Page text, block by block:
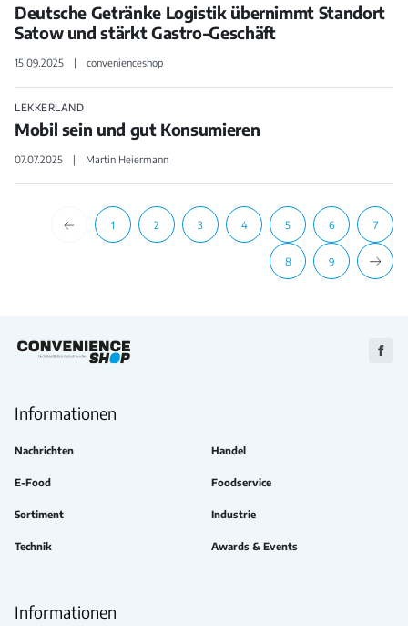
Deutsche Getränke Logistik übernimmt Standort
Satow und stärkt Gastro-Geschäft
15.09.2025 convenienceshop
LEKKERLAND
Mobil sein und gut Konsumieren
07.07.2025 Martin Heiermann
1 2 3 4 5 6 7
8 9
Zu
Informationen
Nachrichten Handel
E-Food Foodservice
Sortiment Industrie
Technik Awards & Events
Informationen